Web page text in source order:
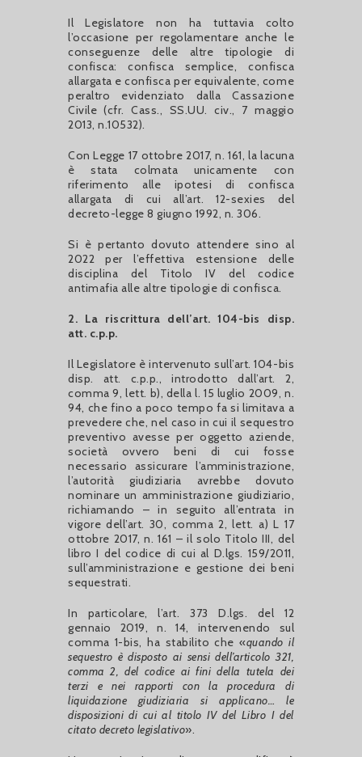
Il Legislatore non ha tuttavia colto
l’occasione per regolamentare anche le
conseguenze delle altre tipologie di
confisca: confisca semplice, confisca
allargata e confisca per equivalente, come
peraltro evidenziato dalla Cassazione
Civile (cfr. Cass., SS.UU. civ., 7 maggio
2013, n.10532).
Con Legge 17 ottobre 2017, n. 161, la lacuna
è stata colmata unicamente con
riferimento alle ipotesi di confisca
allargata di cui all’art. 12-sexies del
decreto-legge 8 giugno 1992, n. 306.
Si è pertanto dovuto attendere sino al
2022 per l’effettiva estensione delle
disciplina del Titolo IV del codice
antimafia alle altre tipologie di confisca.
2. La riscrittura dell’art. 104-bis disp.
att. c.p.p.
Il Legislatore è intervenuto sull’art. 104-bis
disp. att. c.p.p., introdotto dall’art. 2,
comma 9, lett. b), della l. 15 luglio 2009, n.
94, che fino a poco tempo fa si limitava a
prevedere che, nel caso in cui il sequestro
preventivo avesse per oggetto aziende,
società ovvero beni di cui fosse
necessario assicurare l’amministrazione,
l’autorità giudiziaria avrebbe dovuto
nominare un amministrazione giudiziario,
richiamando – in seguito all’entrata in
vigore dell’art. 30, comma 2, lett. a) L 17
ottobre 2017, n. 161 – il solo Titolo III, del
libro I del codice di cui al D.lgs. 159/2011,
sull’amministrazione e gestione dei beni
sequestrati.
In particolare, l’art. 373 D.lgs. del 12
gennaio 2019, n. 14, intervenendo sul
comma 1-bis, ha stabilito che «quando il
sequestro è disposto ai sensi dell’articolo 321,
comma 2, del codice ai fini della tutela dei
terzi e nei rapporti con la procedura di
liquidazione giudiziaria si applicano… le
disposizioni di cui al titolo IV del Libro I del
citato decreto legislativo».